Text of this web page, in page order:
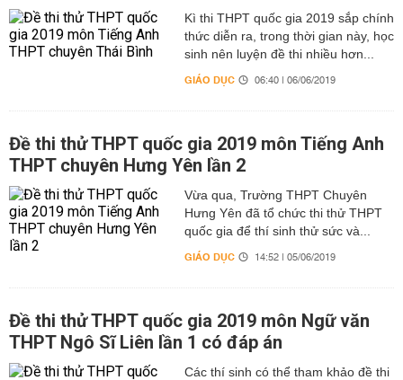
Kì thi THPT quốc gia 2019 sắp chính
thức diễn ra, trong thời gian này, học
sinh nên luyện đề thi nhiều hơn...
GIÁO DỤC 06:40 | 06/06/2019
Đề thi thử THPT quốc gia 2019 môn Tiếng Anh
THPT chuyên Hưng Yên lần 2
Vừa qua, Trường THPT Chuyên
Hưng Yên đã tổ chức thi thử THPT
quốc gia để thí sinh thử sức và...
GIÁO DỤC 14:52 | 05/06/2019
Đề thi thử THPT quốc gia 2019 môn Ngữ văn
THPT Ngô Sĩ Liên lần 1 có đáp án
Các thí sinh có thể tham khảo đề thi